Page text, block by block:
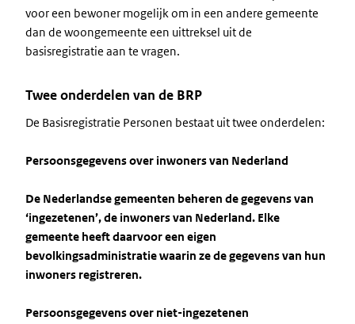
voor een bewoner mogelijk om in een andere gemeente
dan de woongemeente een uittreksel uit de
basisregistratie aan te vragen.
Twee onderdelen van de BRP
De Basisregistratie Personen bestaat uit twee onderdelen:
Persoonsgegevens over inwoners van Nederland
De Nederlandse gemeenten beheren de gegevens van
‘ingezetenen’, de inwoners van Nederland. Elke
gemeente heeft daarvoor een eigen
bevolkingsadministratie waarin ze de gegevens van hun
inwoners registreren.
Persoonsgegevens over niet-ingezetenen